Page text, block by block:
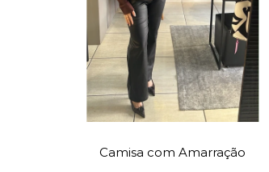
Camisa com Amarração